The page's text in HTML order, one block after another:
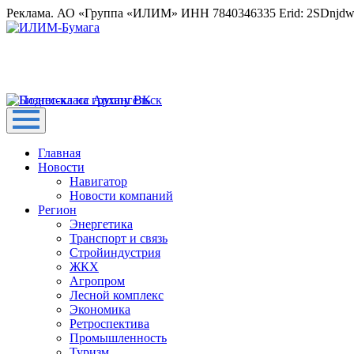
Реклама. АО «Группа «ИЛИМ» ИНН 7840346335 Erid:
Главная
Новости
Навигатор
Новости компаний
Регион
Энергетика
Транспорт и связь
Стройиндустрия
ЖКХ
Агропром
Лесной комплекс
Экономика
Ретроспектива
Промышленность